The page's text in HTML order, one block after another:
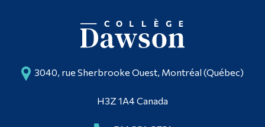
3040, rue Sherbrooke Ouest, Montréal (Québec)
H3Z 1A4 Canada